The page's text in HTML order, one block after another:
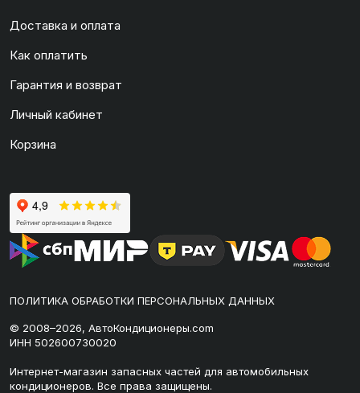
Доставка и оплата
Как оплатить
Гарантия и возврат
Личный кабинет
Корзина
ПОЛИТИКА ОБРАБОТКИ ПЕРСОНАЛЬНЫХ ДАННЫХ
© 2008–2026, АвтоКондиционеры.com
ИНН 502600730020
Интернет-магазин запасных частей для автомобильных
кондиционеров. Все права защищены.